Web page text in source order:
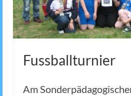
Fussballturnier
Am